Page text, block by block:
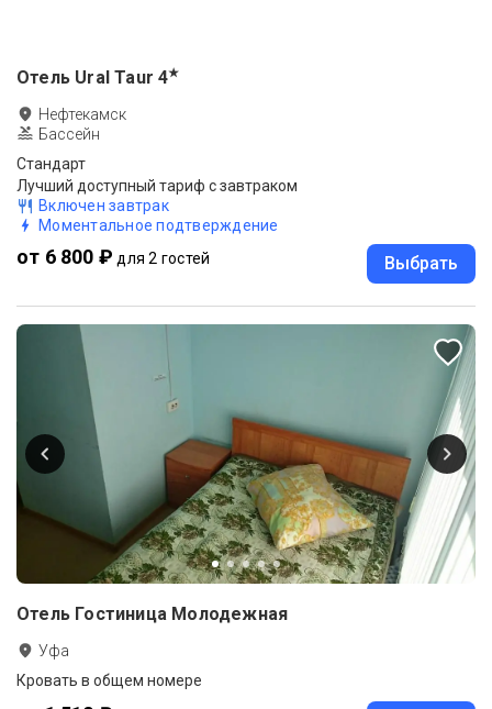
Отель Ural Taur 4★
Нефтекамск
Бассейн
Стандарт
Лучший доступный тариф с завтраком
Включен завтрак
Моментальное подтверждение
от 6 800 ₽ для 2 гостей Выбрать
Отель Гостиница Молодежная
Уфа
Кровать в общем номере